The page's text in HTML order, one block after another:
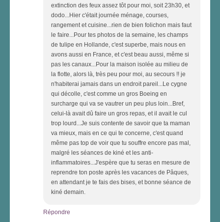
extinction des feux assez tôt pour moi, soit 23h30, et
dodo...Hier c'était journée ménage, courses,
rangement et cuisine...rien de bien folichon mais faut
le faire...Pour tes photos de la semaine, les champs
de tulipe en Hollande, c'est superbe, mais nous en
avons aussi en France, et c'est beau aussi, même si
pas les canaux...Pour la maison isolée au milieu de
la flotte, alors là, très peu pour moi, au secours !! je
n'habiterai jamais dans un endroit pareil...Le cygne
qui décolle, c'est comme un gros Boeing en
surcharge qui va se vautrer un peu plus loin...Bref,
celui-là avait dû faire un gros repas, et il avait le cul
trop lourd...Je suis contente de savoir que ta maman
va mieux, mais en ce qui te concerne, c'est quand
même pas top de voir que tu souffre encore pas mal,
malgré les séances de kiné et les anti-
inflammatoires...J'espère que tu seras en mesure de
reprendre ton poste après les vacances de Pâques,
en attendant je te fais des bises, et bonne séance de
kiné demain.
Répondre